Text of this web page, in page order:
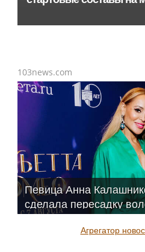
103news.com
Певица Анна
сделала пересадку
Агрегатор